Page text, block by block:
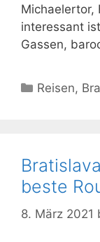
Michaelertor,
interessant
Gassen,
Kategorien
Reisen,
beste
8. März 2021